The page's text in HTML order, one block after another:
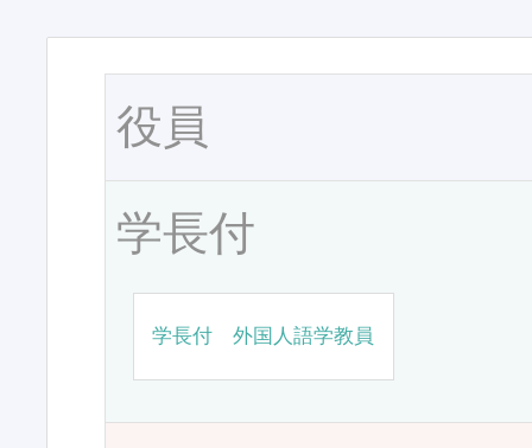
役員
学長付
学長付 外国人語学教員